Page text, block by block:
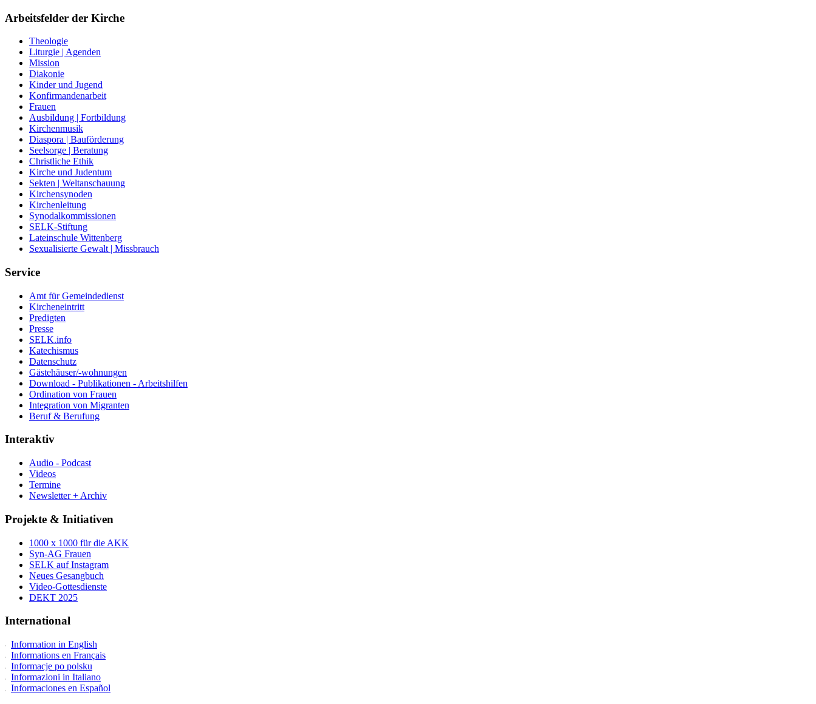
Arbeitsfelder der Kirche
Theologie
Liturgie | Agenden
Mission
Diakonie
Kinder und Jugend
Konfirmandenarbeit
Frauen
Ausbildung | Fortbildung
Kirchenmusik
Diaspora | Bauförderung
Seelsorge | Beratung
Christliche Ethik
Kirche und Judentum
Sekten | Weltanschauung
Kirchensynoden
Kirchenleitung
Synodalkommissionen
SELK-Stiftung
Lateinschule Wittenberg
Sexualisierte Gewalt | Missbrauch
Service
Amt für Gemeindedienst
Kircheneintritt
Predigten
Presse
SELK.info
Katechismus
Datenschutz
Gästehäuser/-wohnungen
Download - Publikationen - Arbeitshilfen
Ordination von Frauen
Integration von Migranten
Beruf & Berufung
Interaktiv
Audio - Podcast
Videos
Termine
Newsletter + Archiv
Projekte & Initiativen
1000 x 1000 für die AKK
Syn-AG Frauen
SELK auf Instagram
Neues Gesangbuch
Video-Gottesdienste
DEKT 2025
International
Information in English
Informations en Français
Informacje po polsku
Informazioni in Italiano
Informaciones en Español